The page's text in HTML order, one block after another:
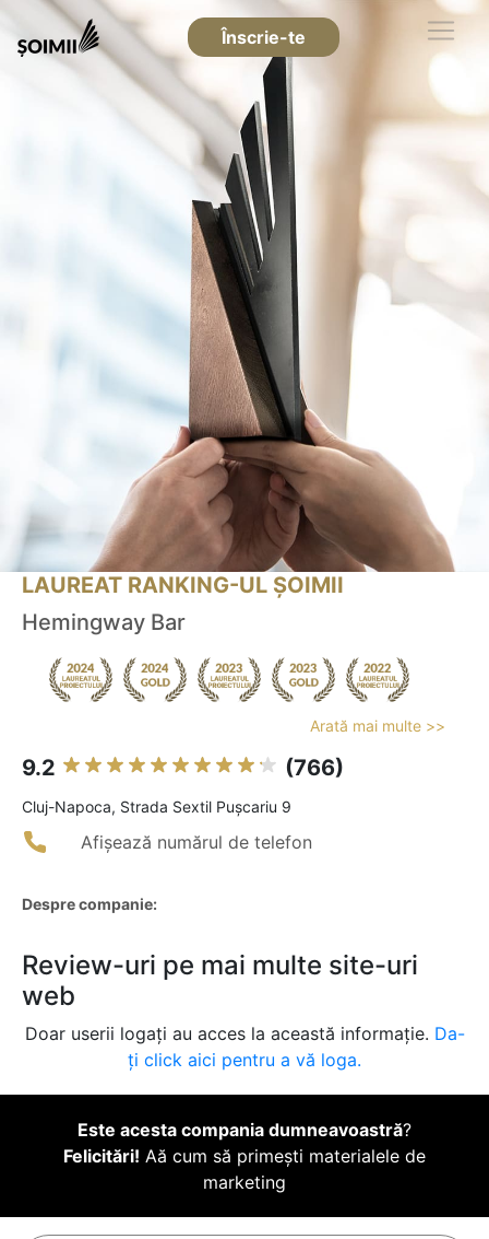
Înscrie-te
LAUREAT RANKING-UL ȘOIMII
Hemingway Bar
Arată mai multe >>
9.2 (766)
Cluj-Napoca, Strada Sextil Pușcariu 9
Afișează numărul de telefon
Despre companie:
Review-uri pe mai multe site-uri
web
Doar userii logați au acces la această informație. Da-
ți click aici pentru a vă loga.
Este acesta compania dumneavoastră?
Felicitări! Aă cum să primești materialele de
marketing